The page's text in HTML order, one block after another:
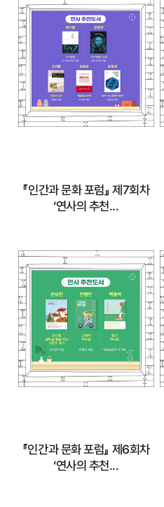
「인간과 기술」 포럼
제3회차 ‘연사의 추
『인간과 문화 포럼』 제7회차
‘연사의 추천...
『인간과 문화 포럼』
제7회차 ‘연사의 추
천...
『인간과 문화 포럼』 제6회차
‘연사의 추천...